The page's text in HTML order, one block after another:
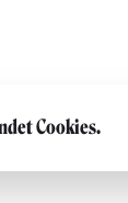
Cookies.